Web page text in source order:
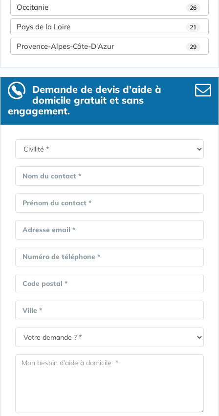
Occitanie 26
Pays de la Loire 21
Provence-Alpes-Côte-D'Azur 29
Demande de devis d’aide à
domicile gratuit et sans
engagement.
Nom du contact *
Prénom du contact *
Adresse email *
Numéro de téléphone *
Code postal *
Ville *